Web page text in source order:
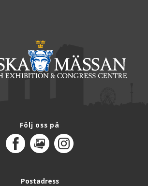
Följ oss på
FacebookMediaPortal
Instagram
Postadress